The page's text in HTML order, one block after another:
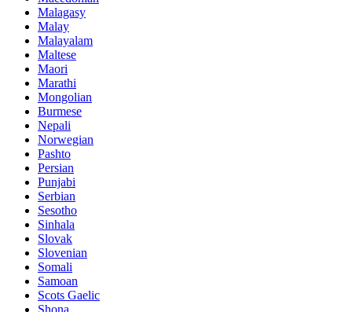
Malagasy
Malay
Malayalam
Maltese
Maori
Marathi
Mongolian
Burmese
Nepali
Norwegian
Pashto
Persian
Punjabi
Serbian
Sesotho
Sinhala
Slovak
Slovenian
Somali
Samoan
Scots Gaelic
Shona